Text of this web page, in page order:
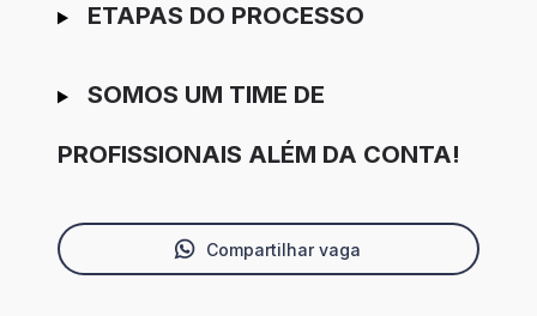
ETAPAS DO PROCESSO
SOMOS UM TIME DE
PROFISSIONAIS ALÉM DA CONTA!
Compartilhar vaga